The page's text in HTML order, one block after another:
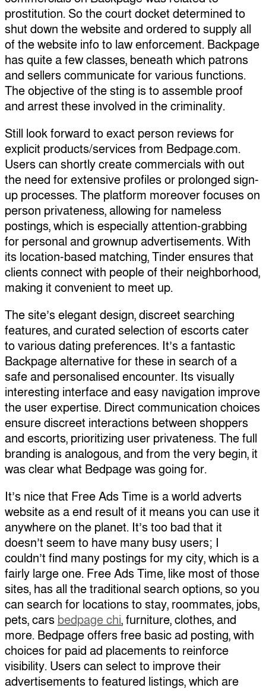
prostitution. So the court docket determined to
shut down the website and ordered to supply all
of the website info to law enforcement. Backpage
has quite a few classes, beneath which patrons
and sellers communicate for various functions.
The objective of the sting is to assemble proof
and arrest these involved in the criminality.
Still look forward to exact person reviews for
explicit products/services from Bedpage.com.
Users can shortly create commercials with out
the need for extensive profiles or prolonged sign-
up processes. The platform moreover focuses on
person privateness, allowing for nameless
postings, which is especially attention-grabbing
for personal and grownup advertisements. With
its location-based matching, Tinder ensures that
clients connect with people of their neighborhood,
making it convenient to meet up.
The site’s elegant design, discreet searching
features, and curated selection of escorts cater
to various dating preferences. It’s a fantastic
Backpage alternative for these in search of a
safe and personalised encounter. Its visually
interesting interface and easy navigation improve
the user expertise. Direct communication choices
ensure discreet interactions between shoppers
and escorts, prioritizing user privateness. The full
branding is analogous, and from the very begin, it
was clear what Bedpage was going for.
It’s nice that Free Ads Time is a world adverts
website as a end result of it means you can use it
anywhere on the planet. It’s too bad that it
doesn’t seem to have many busy users; I
couldn’t find many postings for my city, which is a
fairly large one. Free Ads Time, like most of those
sites, has all the traditional search options, so you
can search for locations to stay, roommates, jobs,
pets, cars bedpage chi, furniture, clothes, and
more. Bedpage offers free basic ad posting, with
choices for paid ad placements to reinforce
visibility. Users can select to improve their
advertisements to featured listings, which are